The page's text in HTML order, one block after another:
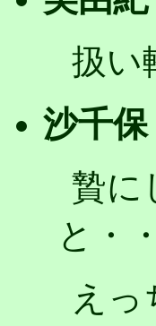
扱い
沙千保
贄に
と・
え